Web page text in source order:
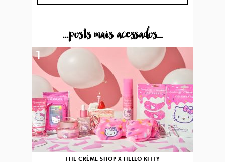
...posts mais acessados...
THE CRÈME SHOP X HELLO KITTY
1